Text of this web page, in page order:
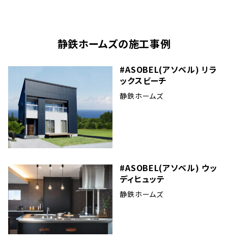
静鉄ホームズの施工事例
#ASOBEL(アソベル) リラ
ックスビーチ
静鉄ホームズ
#ASOBEL(アソベル) ウッ
ディヒュッテ
静鉄ホームズ